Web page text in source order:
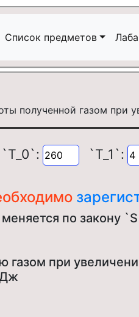
Список предметов
`T_0`: `T_1`:
меняется по
газом при